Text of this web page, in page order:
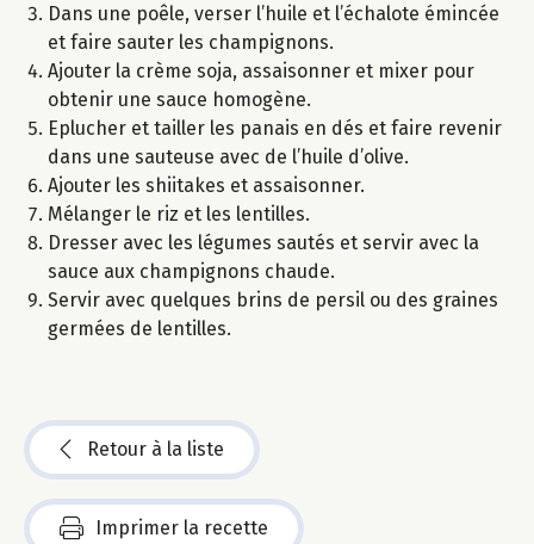
Dans une poêle, verser l’huile et l’échalote émincée
et faire sauter les champignons.
Ajouter la crème soja, assaisonner et mixer pour
obtenir une sauce homogène.
Eplucher et tailler les panais en dés et faire revenir
dans une sauteuse avec de l’huile d’olive.
Ajouter les shiitakes et assaisonner.
Mélanger le riz et les lentilles.
Dresser avec les légumes sautés et servir avec la
sauce aux champignons chaude.
Servir avec quelques brins de persil ou des graines
germées de lentilles.
Retour à la liste
Imprimer la recette